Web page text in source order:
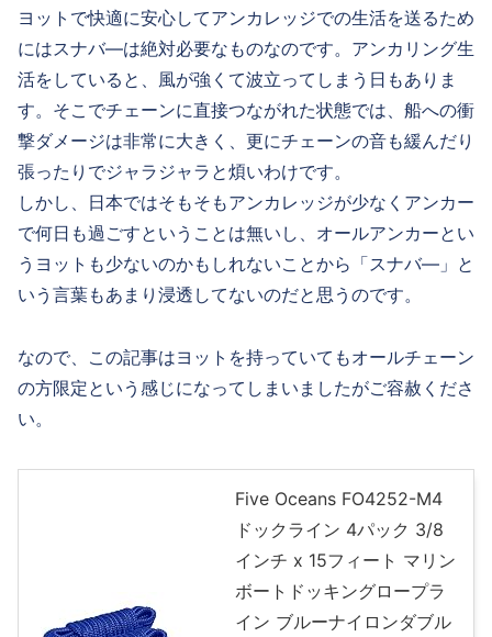
ヨットで快適に安心してアンカレッジでの生活を送るため
にはスナバ―は絶対必要なものなのです。アンカリング生
活をしていると、風が強くて波立ってしまう日もありま
す。そこでチェーンに直接つながれた状態では、船への衝
撃ダメージは非常に大きく、更にチェーンの音も緩んだり
張ったりでジャラジャラと煩いわけです。
しかし、日本ではそもそもアンカレッジが少なくアンカー
で何日も過ごすということは無いし、オールアンカーとい
うヨットも少ないのかもしれないことから「スナバ―」と
いう言葉もあまり浸透してないのだと思うのです。
なので、この記事はヨットを持っていてもオールチェーン
の方限定という感じになってしまいましたがご容赦くださ
い。
Five Oceans FO4252-M4
ドックライン 4パック 3/8
インチ x 15フィート マリン
ボートドッキングロープラ
イン ブルーナイロンダブル